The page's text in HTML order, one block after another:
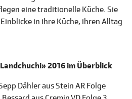
eine traditionelle Küche. Sie
in ihre Küche, ihren Alltag
2016 im Überblick
aus Stein AR Folge